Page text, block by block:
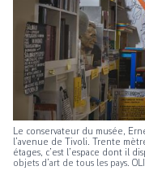
Le conservateur du musée,
l’avenue de Tivoli. Trente
étages, c’est l’espace dont il
objets d’art de tous les pays.